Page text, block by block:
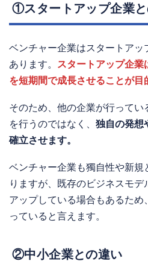
①スタートアップ企業
ベンチャー企業はスタートアッ
あります。
スタートアップ企
を短期間で成長させることが目
そのため、他の企業が行って
を行うのではなく、 独自の発想
確立させます。
ベンチャー企業も獨自性や新規
りますが、既存のビジネスモ
アップしている場合もあるた
っていると言えます。
②中小企業との違い